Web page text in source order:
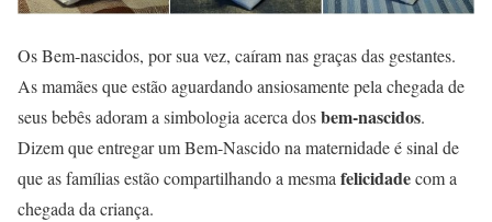
Os Bem-nascidos, por sua vez, caíram nas graças das gestantes.
As mamães que estão aguardando ansiosamente pela chegada de
seus bebês adoram a simbologia acerca dosbem-nascidos.
Dizem que entregar um Bem-Nascido na maternidade é sinal de
que as famílias estão compartilhando a mesmafelicidadecom a
chegada da criança.